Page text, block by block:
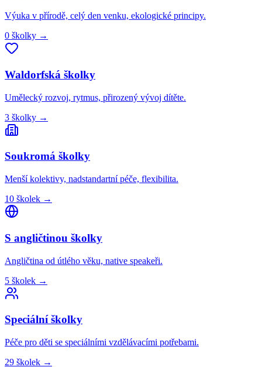
Výuka v přírodě, celý den venku, ekologické principy.
0 školky →
Waldorfská školky
Umělecký rozvoj, rytmus, přirozený vývoj dítěte.
3 školky →
Soukromá školky
Menší kolektivy, nadstandartní péče, flexibilita.
10 školek →
S angličtinou školky
Angličtina od útlého věku, native speakeři.
5 školek →
Speciálníškolky
Péče pro děti se speciálními vzdělávacími potřebami.
29 školek →